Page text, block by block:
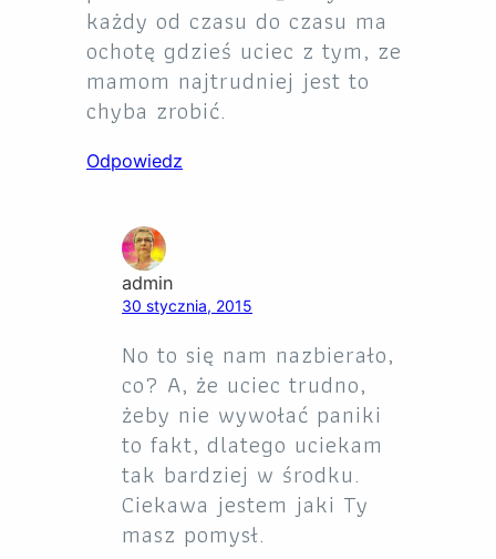
każdy od czasu do czasu ma
ochotę gdzieś uciec z tym, ze
mamom najtrudniej jest to
chyba zrobić.
Odpowiedz
admin
30 stycznia, 2015
No to się nam nazbierało,
co? A, że uciec trudno,
żeby nie wywołać paniki
to fakt, dlatego uciekam
tak bardziej w środku.
Ciekawa jestem jaki Ty
masz pomysł.